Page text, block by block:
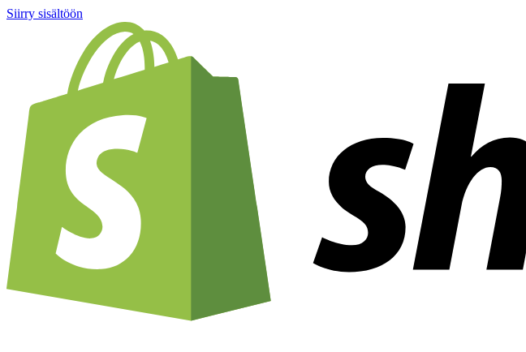
Siirry sisältöön